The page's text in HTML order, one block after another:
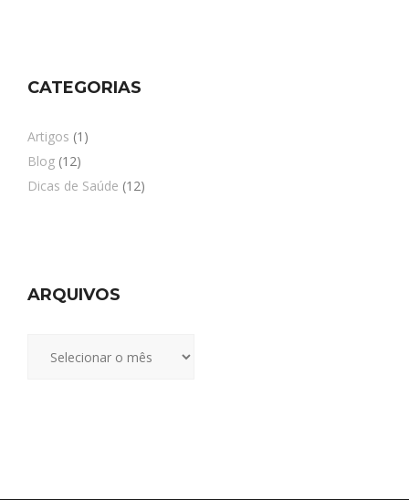
CATEGORIAS
Artigos (1)
Blog (12)
Dicas de Saúde (12)
ARQUIVOS